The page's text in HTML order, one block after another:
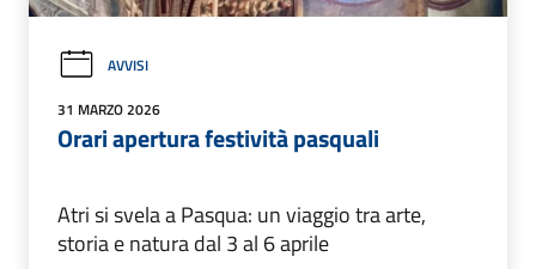
AVVISI
31 MARZO 2026
Orari apertura festività pasquali
Atri si svela a Pasqua: un viaggio tra arte,
storia e natura dal 3 al 6 aprile